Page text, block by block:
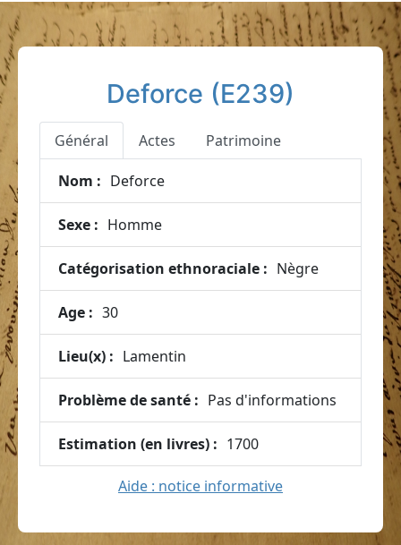
Deforce (E239)
Général Actes Patrimoine
Nom : Deforce
Sexe : Homme
Catégorisation ethnoraciale : Nègre
Age : 30
Lieu(x) : Lamentin
Problème de santé : Pas d'informations
Estimation (en livres) : 1700
Aide : notice informative